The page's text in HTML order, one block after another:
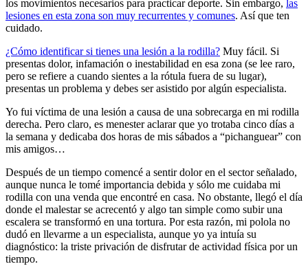
los movimientos necesarios para practicar deporte. Sin embargo, las
lesiones en esta zona son muy recurrentes y comunes. Así que ten
cuidado.
¿Cómo identificar si tienes una lesión a la rodilla? Muy fácil. Si
presentas dolor, infamación o inestabilidad en esa zona (se lee raro,
pero se refiere a cuando sientes a la rótula fuera de su lugar),
presentas un problema y debes ser asistido por algún especialista.
Yo fui víctima de una lesión a causa de una sobrecarga en mi rodilla
derecha. Pero claro, es menester aclarar que yo trotaba cinco días a
la semana y dedicaba dos horas de mis sábados a “pichanguear” con
mis amigos…
Después de un tiempo comencé a sentir dolor en el sector señalado,
aunque nunca le tomé importancia debida y sólo me cuidaba mi
rodilla con una venda que encontré en casa. No obstante, llegó el día
donde el malestar se acrecentó y algo tan simple como subir una
escalera se transformó en una tortura. Por esta razón, mi polola no
dudó en llevarme a un especialista, aunque yo ya intuía su
diagnóstico: la triste privación de disfrutar de actividad física por un
tiempo.